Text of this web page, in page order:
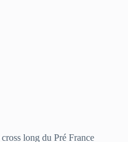
long du Pré France